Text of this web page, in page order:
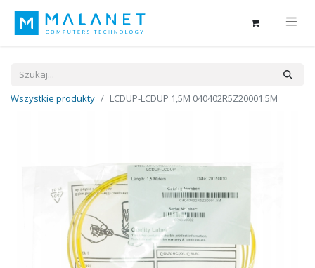
Wszystkie produkty LCDUP-LCDUP 1,5M 040402R5Z20001.5M